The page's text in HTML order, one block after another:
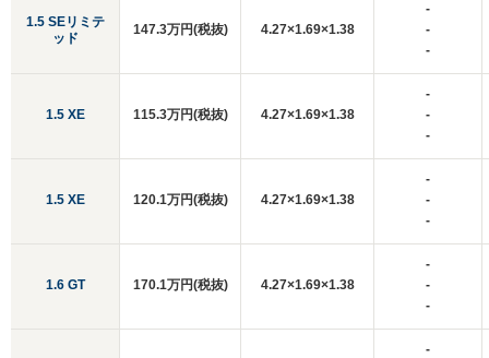
1.5 SEリミテ
ッド
1.5 XE
1.5 XE
1.6 GT
147.3万円(税抜) 4.27×1.69×1.38
-
-
-
115.3万円(税抜) 4.27×1.69×1.38
-
-
-
120.1万円(税抜) 4.27×1.69×1.38
-
-
-
170.1万円(税抜) 4.27×1.69×1.38
-
-
-
-